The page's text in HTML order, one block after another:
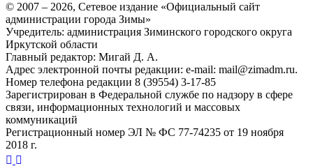
© 2007 – 2026, Сетевое издание «Официальный сайт
администрации города Зимы»
Учредитель: администрация Зиминского городского округа
Иркутской области
Главный редактор: Мигай Д. А.
Адрес электронной почты редакции: e-mail: mail@zimadm.ru.
Номер телефона редакции 8 (39554) 3-17-85
Зарегистрирован в Федеральной службе по надзору в сфере
связи, информационных технологий и массовых
коммуникаций
Регистрационный номер ЭЛ № ФС 77-74235 от 19 ноября
2018 г.